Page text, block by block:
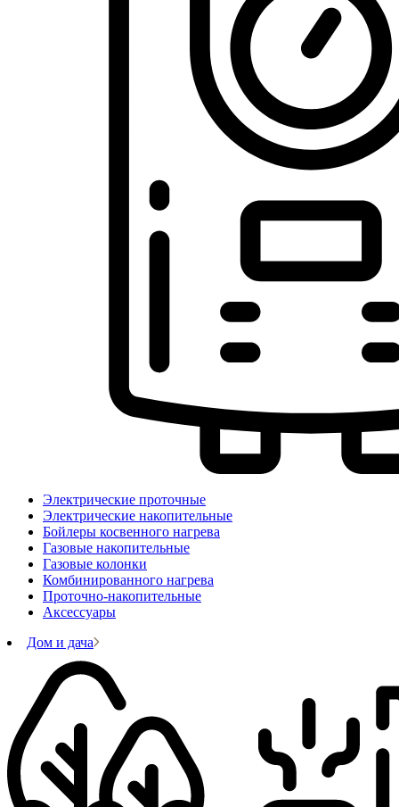
Электрические проточные
Электрические накопительные
Бойлеры косвенного нагрева
Газовые накопительные
Газовые колонки
Комбинированного нагрева
Проточно-накопительные
Аксессуары
Дом и дача